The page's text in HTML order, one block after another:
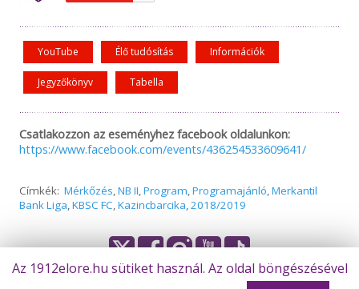
YouTube Élő tudósítás Információk
Jegyzőkönyv Tabella
Csatlakozzon az eseményhez facebook oldalunkon:
https://www.facebook.com/events/436254533609641/
Címkék: Mérkőzés NB II Program Programajánló Merkantil
Bank Liga KBSC FC Kazincbarcika 2018/2019
Az 1912elore.hu sütiket használ. Az oldal böngészésével